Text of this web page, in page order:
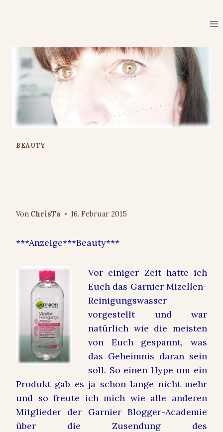
BEAUTY
Von ChrisTa 16. Februar 2015
***Anzeige***Beauty***
Vor einiger Zeit hatte ich
Euch das Garnier Mizellen-
Reinigungswasser
vorgestellt und war
natürlich wie die meisten
von Euch gespannt, was
das Geheimnis daran sein
soll. So einen Hype um ein
Produkt gab es ja schon lange nicht mehr
und so freute ich mich wie alle anderen
Mitglieder der Garnier Blogger-Academie
über die Zusendung des